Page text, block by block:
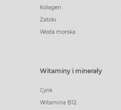
Kolagen
Zatoki
Woda morska
Witaminy i minerały
Cynk
Witamina B12